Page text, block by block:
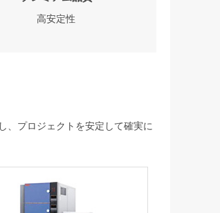
高安定性
、プロジェクトを安定して確実に